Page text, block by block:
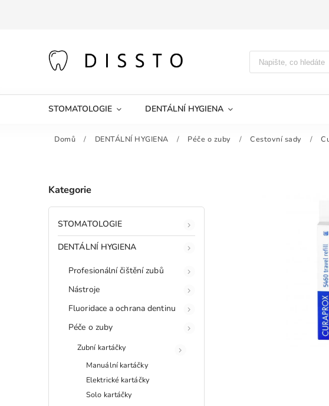
STOMATOLOGIE DENTÁLNÍ HYGIENA
Domů / DENTÁLNÍ HYGIENA / Péče o zuby / Cestovní sady /
Kategorie
STOMATOLOGIE
DENTÁLNÍ HYGIENA
Profesionální čištění zubů
Nástroje
Fluoridace a ochrana dentinu
Péče o zuby
Zubní kartáčky
Manuální kartáčky
Elektrické kartáčky
Solo kartáčky